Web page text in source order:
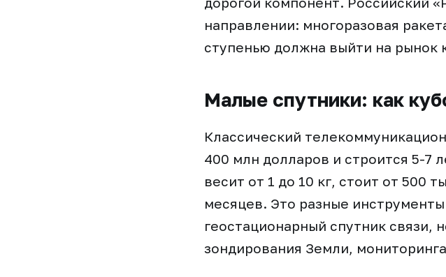
направлении: многоразовая
ступенью должна выйти на рынок
Малые спутники: как
Классический
400 млн долларов и строится 5-7
весит от 1 до 10 кг, стоит от 500
месяцев. Это разные
геостационарный спутник связи,
зондирования Земли,